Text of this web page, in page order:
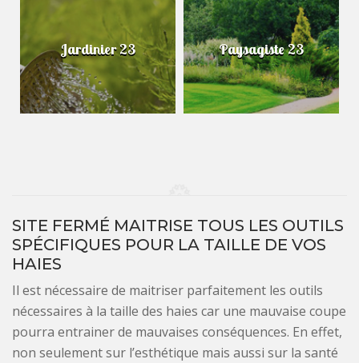
Jardinier 23 Paysagiste 23
SITE FERMÉ MAITRISE TOUS LES OUTILS
SPÉCIFIQUES POUR LA TAILLE DE VOS
HAIES
Il est nécessaire de maitriser parfaitement les outils
nécessaires à la taille des haies car une mauvaise coupe
pourra entrainer de mauvaises conséquences. En effet,
non seulement sur l’esthétique mais aussi sur la santé